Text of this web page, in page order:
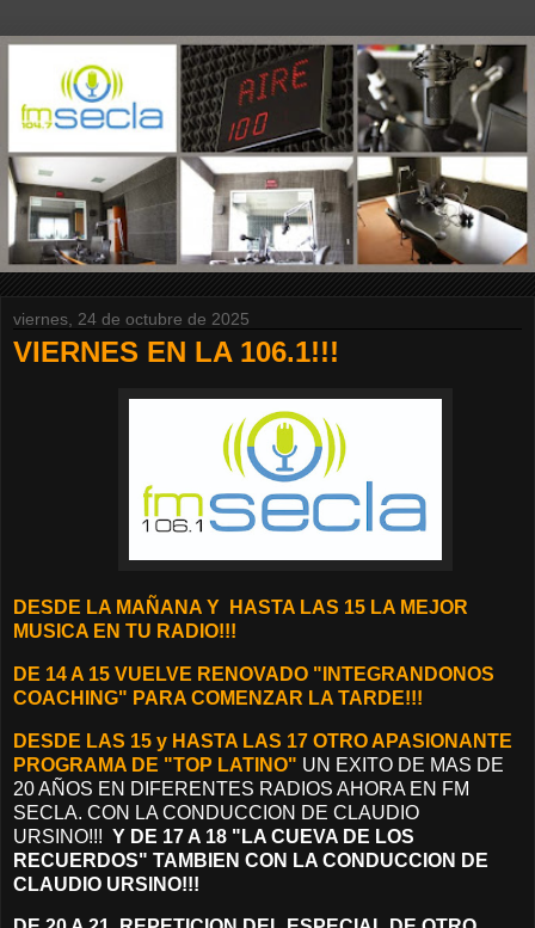
viernes, 24 de octubre de 2025
VIERNES EN LA 106.1!!!
D ESDE LA MAÑANA Y
HASTA LAS 15 LA MEJOR
MUSICA EN TU RADIO!!!
DE 14 A 15 VUELVE RENOVADO "INTEGRANDONOS
COACHING" PARA COMENZAR LA TARDE!!!
DESDE LAS 15 y HASTA LAS 17 OTRO APASIONANTE
PROGRAMA DE "TOP LATINO" UN EXITO DE MAS DE
20 AÑOS EN DIFERENTES RADIOS AHORA EN FM
SECLA. CON LA CONDUCCION DE CLAUDIO
URSINO!!! Y DE 17 A 18 "LA CUEVA DE LOS
RECUERDOS" TAMBIEN CON LA CONDUCCION DE
CLAUDIO URSINO!!!